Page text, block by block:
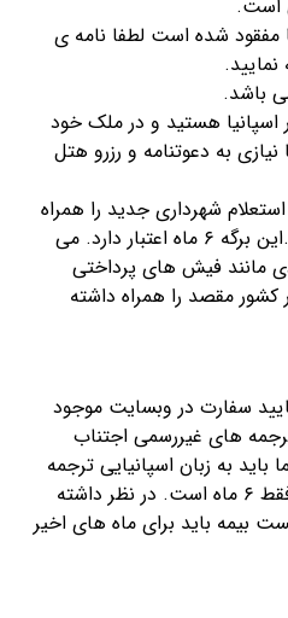
است.
شده است لطفا نامه ی
باشد.
هستید و در ملک خود
به دعوتنامه و رزرو هتل
شهرداری جدید را همراه
داشته باشید (Nota Simple).این برگه ۶ ماه اعتبار دارد. می
مانند فیش های پرداختی
مقصد را همراه داشته
سفارت در وبسایت موجود
های غیررسمی اجتناب
به زبان اسپانیایی ترجمه
شده باشد. (اعتبار ترجمه ها فقط ۶ ماه است. در نظر داشته
بیمه باید برای ماه های اخیر